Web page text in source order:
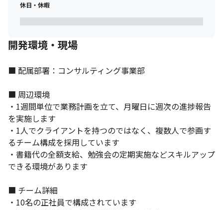
休日・休暇
開発環境・現場
■ 配属部署：コンサルティング事業部
■ 周辺環境
・1週間単位で業務計画を立て、月曜日に週次の進捗報告
を実施します
・1人でクライアントを持つのではなく、複数人で参画す
るチーム構成を採用しています
・書籍代の全額支給、勉強会の定期実施などスキルアップ
できる環境があります
■ チーム詳細
・10名の正社員で構成されています